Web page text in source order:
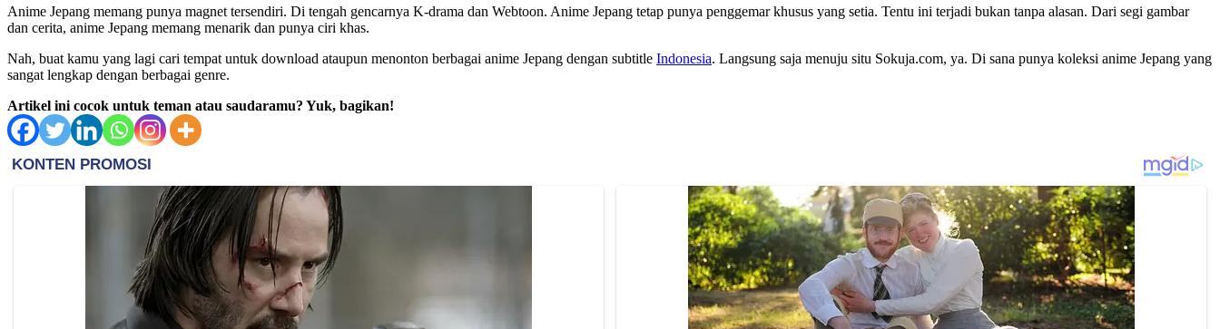
Anime Jepang memang punya magnet tersendiri. Di tengah gencarnya K-drama dan Webtoon. Anime Jepang tetap punya penggemar khusus yang setia. Tentu ini terjadi bukan tanpa alasan. Dari segi gambar
dan cerita, anime Jepang memang menarik dan punya ciri khas.
Nah, buat kamu yang lagi cari tempat untuk download ataupun menonton berbagai anime Jepang dengan subtitle Indonesia. Langsung saja menuju situ Sokuja.com, ya. Di sana punya koleksi anime Jepang yang
sangat lengkap dengan berbagai genre.
Artikel ini cocok untuk teman atau saudaramu? Yuk, bagikan!